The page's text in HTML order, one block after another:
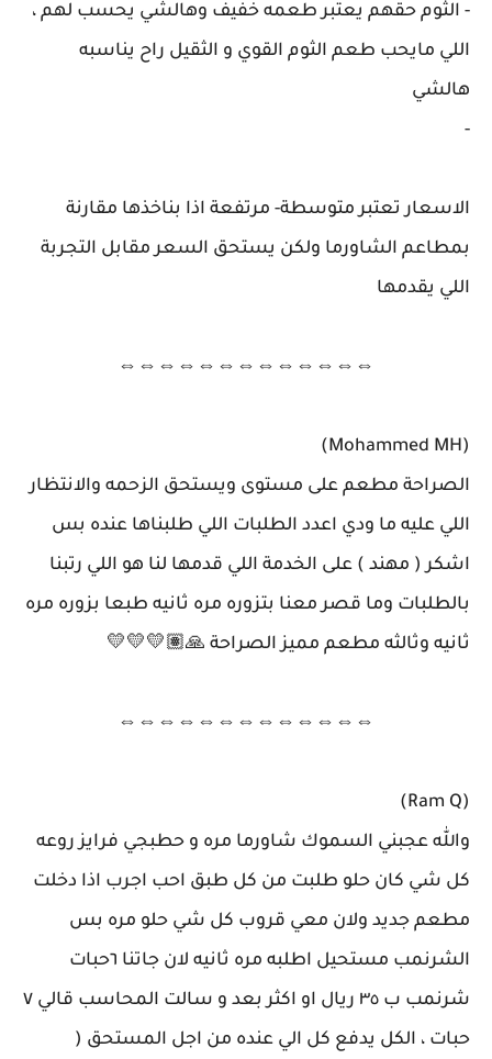
- الثوم حقهم يعتبر طعمه خفيف وهالشي يحسب لهم ،
اللي مايحب طعم الثوم القوي و الثقيل راح يناسبه
هالشي
-
الاسعار تعتبر متوسطة- مرتفعة اذا بناخذها مقارنة
بمطاعم الشاورما ولكن يستحق السعر مقابل التجربة
اللي يقدمها
⇔⇔⇔⇔⇔⇔⇔⇔⇔⇔⇔⇔⇔
(Mohammed MH)
الصراحة مطعم على مستوى ويستحق الزحمه والانتظار
اللي عليه ما ودي اعدد الطلبات اللي طلبناها عنده بس
اشكر ( مهند ) على الخدمة اللي قدمها لنا هو اللي رتبنا
بالطلبات وما قصر معنا بتزوره مره ثانيه طبعا بزوره مره
ثانيه وثالثه مطعم مميز الصراحة 🙏🏽💛💛💛
⇔⇔⇔⇔⇔⇔⇔⇔⇔⇔⇔⇔⇔
(Ram Q)
والله عجبني السموك شاورما مره و حطبجي فرايز روعه
كل شي كان حلو طلبت من كل طبق احب اجرب اذا دخلت
مطعم جديد ولان معي قروب كل شي حلو مره بس
الشرنمب مستحيل اطلبه مره ثانيه لان جاتنا ٦حبات
شرنمب ب ٣٥ ريال او اكثر بعد و سالت المحاسب قالي ٧
حبات ، الكل يدفع كل الي عنده من اجل المستحق (